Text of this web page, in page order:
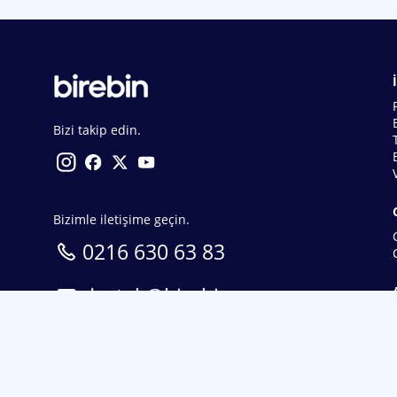
Bizi takip edin.
Bizimle iletişime geçin.
0216 630 63 83
destek@birebin.com